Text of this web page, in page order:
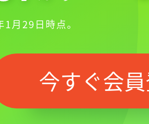
月29日時点。
今すぐ会